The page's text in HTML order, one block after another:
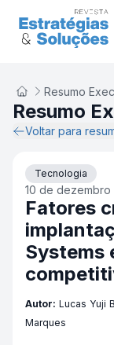
Resumo
Resumo
Voltar para
Tecnologia
10 de dezembro
Fatores
Systems
Autor: Lucas Yuji
Marques